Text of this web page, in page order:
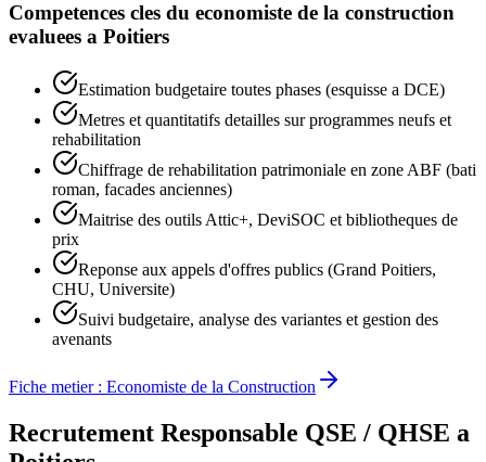
Competences cles du economiste de la construction
evaluees a Poitiers
Estimation budgetaire toutes phases (esquisse a DCE)
Metres et quantitatifs detailles sur programmes neufs et
rehabilitation
Chiffrage de rehabilitation patrimoniale en zone ABF (bati
roman, facades anciennes)
Maitrise des outils Attic+, DeviSOC et bibliotheques de
prix
Reponse aux appels d'offres publics (Grand Poitiers,
CHU, Universite)
Suivi budgetaire, analyse des variantes et gestion des
avenants
Fiche metier : Economiste de la Construction
Recrutement Responsable QSE / QHSE a